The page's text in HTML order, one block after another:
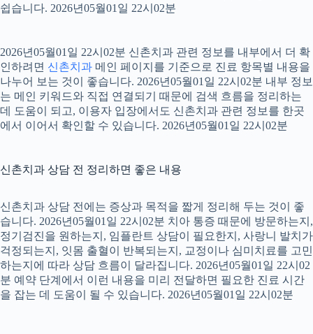
쉽습니다. 2026년05월01일 22시02분
2026년05월01일 22시02분 신촌치과 관련 정보를 내부에서 더 확
인하려면 신촌치과 메인 페이지를 기준으로 진료 항목별 내용을
나누어 보는 것이 좋습니다. 2026년05월01일 22시02분 내부 정보
는 메인 키워드와 직접 연결되기 때문에 검색 흐름을 정리하는
데 도움이 되고, 이용자 입장에서도 신촌치과 관련 정보를 한곳
에서 이어서 확인할 수 있습니다. 2026년05월01일 22시02분
신촌치과 상담 전 정리하면 좋은 내용
신촌치과 상담 전에는 증상과 목적을 짧게 정리해 두는 것이 좋
습니다. 2026년05월01일 22시02분 치아 통증 때문에 방문하는지,
정기검진을 원하는지, 임플란트 상담이 필요한지, 사랑니 발치가
걱정되는지, 잇몸 출혈이 반복되는지, 교정이나 심미치료를 고민
하는지에 따라 상담 흐름이 달라집니다. 2026년05월01일 22시02
분 예약 단계에서 이런 내용을 미리 전달하면 필요한 진료 시간
을 잡는 데 도움이 될 수 있습니다. 2026년05월01일 22시02분